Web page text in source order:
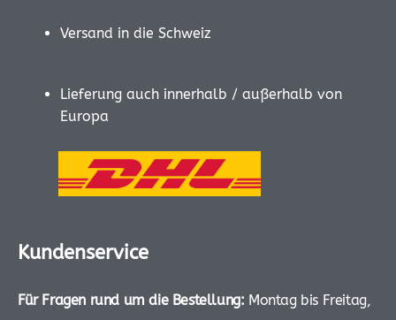
Versand in die Schweiz
Lieferung auch innerhalb / außerhalb von
Europa
Kundenservice
Für Fragen rund um die Bestellung: Montag bis Freitag,